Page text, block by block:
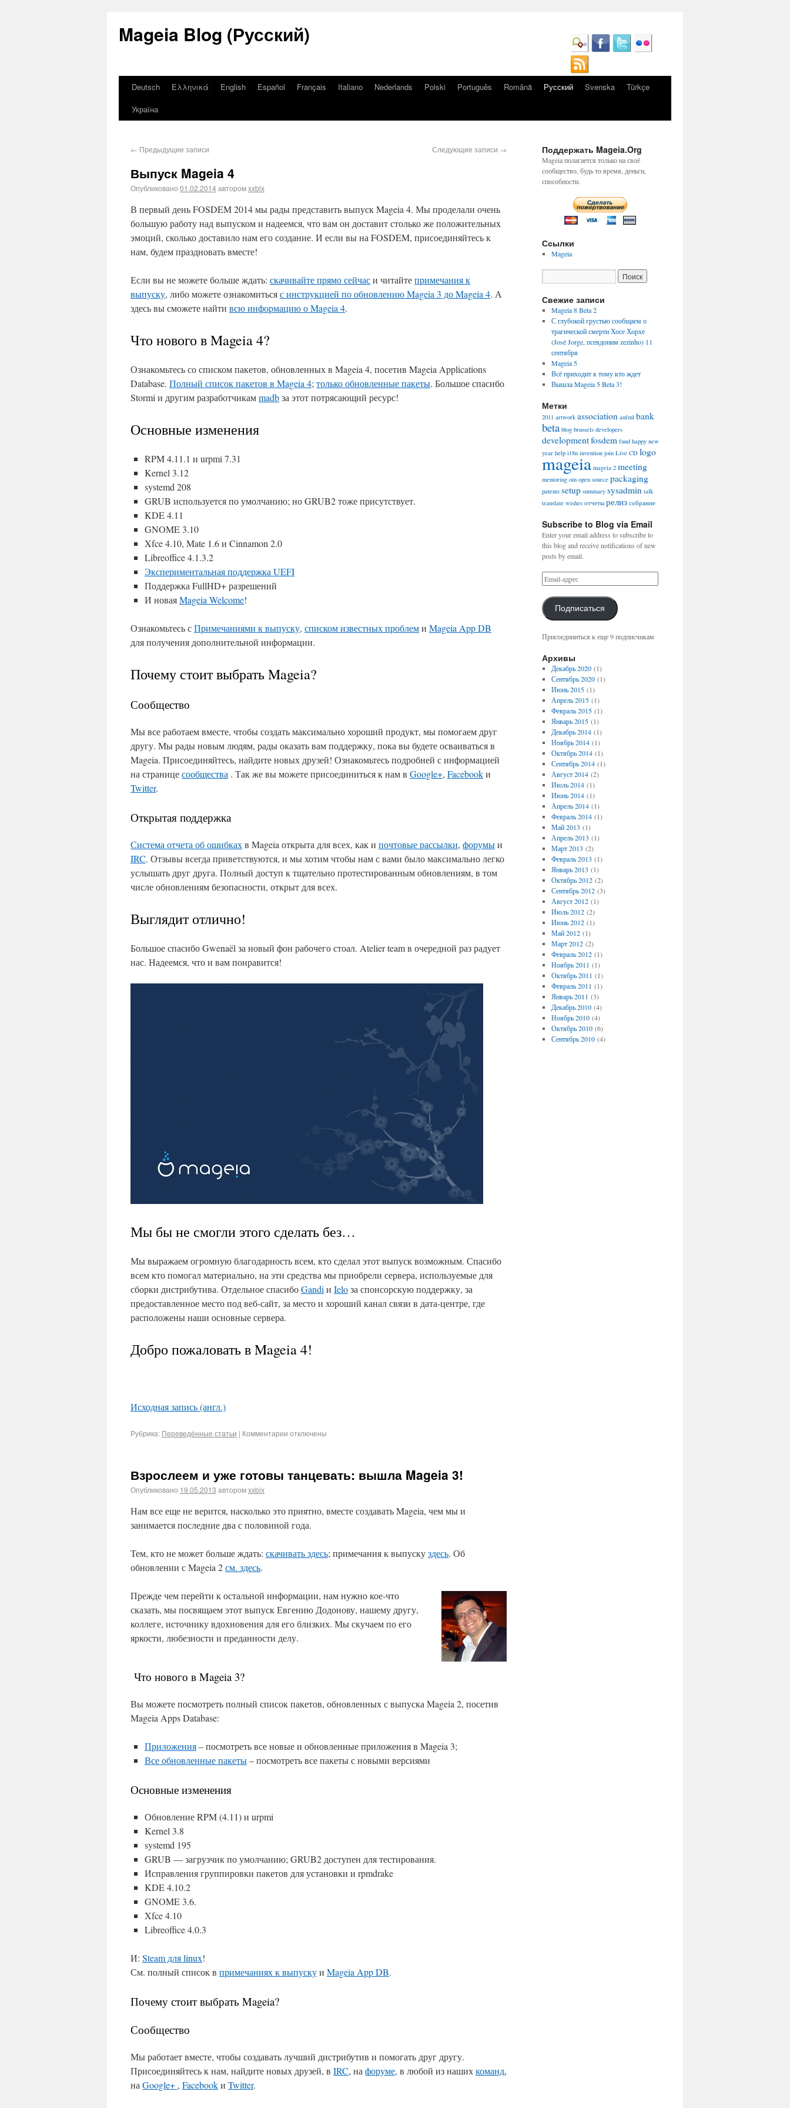
Mageia Blog (Русский)
Deutsch Ελληνικά English Español Français Italiano Nederlands Polski Português Română Русский Svenska
Türkçe
Україна
← Предыдущие записи Следующие записи →
Выпуск Mageia 4
Опубликовано 01.02.2014авторомxxblx
В первый день FOSDEM 2014 мы рады представить выпуск Mageia 4. Мы проделали очень
большую работу над выпуском и надеемся, что вам он доставит столько же положительных
эмоций, сколько доставило нам его создание. И если вы на FOSDEM, присоединяйтесь к
нам, будем праздновать вместе!
Если вы не можете больше ждать: скачивайте прямо сейчаси читайтепримечания к
выпуску, либо можете ознакомитьсяс инструкцией по обновлению Mageia 3 до Mageia 4. А
здесь вы сможете найти всю информацию о Mageia 4.
Что нового в Mageia 4?
Ознакомьтесь со списком пакетов, обновленных в Mageia 4, посетив Mageia Applications
Database. Полный список пакетов в Mageia 4; только обновленные пакеты. Большое спасибо
Stormi и другим разработчикамmadbза этот потрясающий ресурс!
Основные изменения
RPM 4.11.1 и urpmi 7.31
Kernel 3.12
systemd 208
GRUB используется по умолчанию; но GRUB2 тоже присутствует.
KDE 4.11
GNOME 3.10
Xfce 4.10, Mate 1.6 и Cinnamon 2.0
Libreoffice 4.1.3.2
Экспериментальная поддержка UEFI
Поддержка FullHD+ разрешений
И новаяMageia Welcome!
Ознакомьтесь сПримечаниями к выпуску, списком известных проблеми Mageia App DB
для получения дополнительной информации.
Почему стоит выбрать Mageia?
Сообщество
Мы все работаем вместе, чтобы создать максимально хороший продукт, мы помогаем друг
другу. Мы рады новым людям, рады оказать вам поддержку, пока вы будете осваиваться в
Mageia. Присоединяйтесь, найдите новых друзей! Ознакомьтесь подробней с информацией
на страницесообщества . Так же вы можете присоединиться к нам в Google+, Facebookи
Twitter.
Открытая поддержка
Система отчета об ошибкахв Mageia открыта для всех, как и почтовые рассылки, форумыи
IRC. Отзывы всегда приветствуются, и мы хотим чтобы нам с вами было максимально легко
услышать друг друга. Полный доступ к тщательно протестированным обновлениям, в том
числе обновлениям безопасности, открыт для всех.
Выглядит отлично!
Большое спасибо Gwenaël за новый фон рабочего стоал. Atelier team в очередной раз радует
нас. Надеемся, что и вам понравится!
Мы бы не смогли этого сделать без…
Мы выражаем огромную благодарность всем, кто сделал этот выпуск возможным. Спасибо
всем кто помогал материально, на эти средства мы приобрели сервера, используемые для
сборки дистрибутива. Отдельное спасибоGandi и Ieloза спонсорскую поддержку, за
предоставленное место под веб-сайт, за место и хороший канал связи в дата-центре, где
расположены наши основные сервера.
Добро пожаловать в Mageia 4!
Исходная запись (англ.)
Рубрика: Переведённые статьи | Комментарии отключены
Взрослеем и уже готовы танцевать: вышла Mageia 3!
Опубликовано 19.05.2013 авторомxxblx
Нам все еще не верится, насколько это приятно, вместе создавать Mageia, чем мы и
занимается последние два с половиной года.
Тем, кто не может больше ждать: скачивать здесь; примечания к выпускуздесь. Об
обновлении с Mageia 2см. здесь.
Прежде чем перейти костальной информации, нам нужно кое-что
сказать, мы посвящаем этот выпуск Евгению Додонову, нашему другу,
коллеге, источнику вдохновения для его близких. Мы скучаем по его
яркости, любезности и преданности делу.
Что нового в Mageia 3?
Вы можете посмотреть полный список пакетов, обновленных с выпуска Mageia 2, посетив
Mageia Apps Database:
Приложения– посмотреть все новые и обновленные приложения в Mageia 3;
Все обновленные пакеты– посмотреть все пакеты с новыми версиями
Основные изменения
Обновление RPM (4.11) и urpmi
Kernel 3.8
systemd 195
GRUB — загрузчик по умолчанию; GRUB2 доступен для тестирования.
Исправления группировки пакетов для установки и rpmdrake
KDE 4.10.2
GNOME 3.6.
Xfce 4.10
Libreoffice 4.0.3
И: Steam для linux!
См. полный список в примечаниях к выпускуи Mageia App DB.
Почему стоит выбрать Mageia?
Сообщество
Мы работает вместе, чтобы создавать лучший дистрибутив и помогать друг другу.
Присоединяйтесь к нам, найдите новых друзей, в IRC, на форуме, в любой из нашихкоманд,
на Google+ , Facebookи Twitter.
Поддержать Mageia.Org
Mageia полагается только на своё
сообщество, будь то время, деньги,
способности.
Ссылки
Mageia
Свежие записи
Mageia 8 Beta 2
С глубокой грустью сообщаем о
трагической смерти Хосе Хорхе
(José Jorge, псевдоним zezinho) 11
сентября
Mageia 5
Всё приходит к тому кто ждет
Вышла Mageia 5 Beta 3!
Метки
2011 artwork association aufml bank
beta blog brussels developers
developmentfosdem fund happy new
year help i18n invention join Live CD logo
mageia mageia 2 meeting
mentoring oin open source packaging
patents setup summary sysadmin talk
translate wishes отчеты релиз собрание
Subscribe to Blog via Email
Enter your email address to subscribe to
this blog and receive notifications of new
posts by email.
Подписаться
Присоединиться к еще 9 подписчикам
Архивы
Декабрь 2020(1)
Сентябрь 2020(1)
Июнь 2015(1)
Апрель 2015(1)
Февраль 2015(1)
Январь 2015(1)
Декабрь 2014(1)
Ноябрь 2014(1)
Октябрь 2014(1)
Сентябрь 2014(1)
Август 2014(2)
Июль 2014(1)
Июнь 2014(1)
Апрель 2014(1)
Февраль 2014(1)
Май 2013 (1)
Апрель 2013 (1)
Март 2013 (2)
Февраль 2013 (1)
Январь 2013 (1)
Октябрь 2012(2)
Сентябрь 2012(3)
Август 2012(1)
Июль 2012(2)
Июнь 2012(1)
Май 2012(1)
Март 2012(2)
Февраль 2012(1)
Ноябрь 2011 (1)
Октябрь 2011 (1)
Февраль 2011 (1)
Январь 2011 (3)
Декабрь 2010(4)
Ноябрь 2010(4)
Октябрь 2010(6)
Сентябрь 2010(4)